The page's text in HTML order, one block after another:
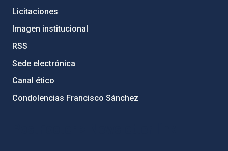
Licitaciones
Imagen institucional
RSS
Sede electrónica
Canal ético
Condolencias Francisco Sánchez